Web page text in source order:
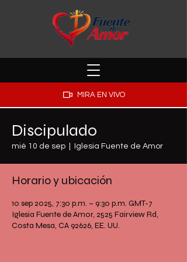
MIRA EN VIVO
Discipulado
mié 10 de sep Iglesia Fuente de Amor
Horario y ubicación
10 sep 2025, 7:30 p.m. – 9:30 p.m. GMT-7
Iglesia Fuente de Amor, 2525 Fairview Rd,
Costa Mesa, CA 92626, EE. UU.